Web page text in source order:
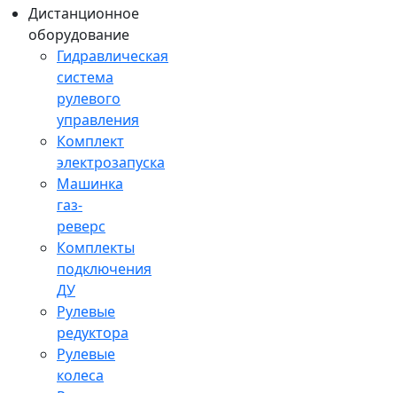
Дистанционное
оборудование
Гидравлическая
система
рулевого
управления
Комплект
электрозапуска
Машинка
газ-
реверс
Комплекты
подключения
ДУ
Рулевые
редуктора
Рулевые
колеса